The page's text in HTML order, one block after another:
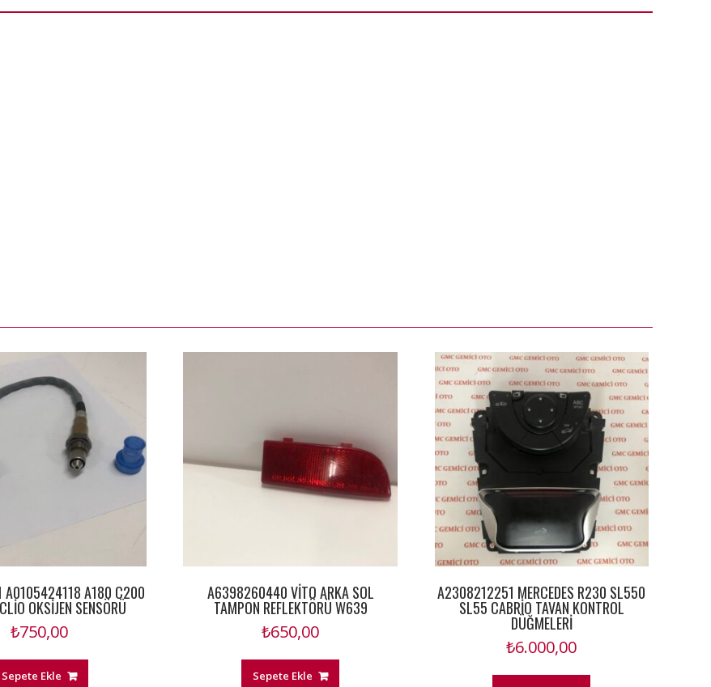
A180 C200
OKSİJEN SENSÖRÜ
₺750,00
Sepete Ekle
A6398260440 VİTO ARKA SOL
TAMPON REFLEKTÖRÜ W639
₺650,00
Sepete Ekle
A2308212251 MERCEDES R230 SL550
SL55 CABRİO TAVAN KONTROL
DÜĞMELERİ
₺6.000,00